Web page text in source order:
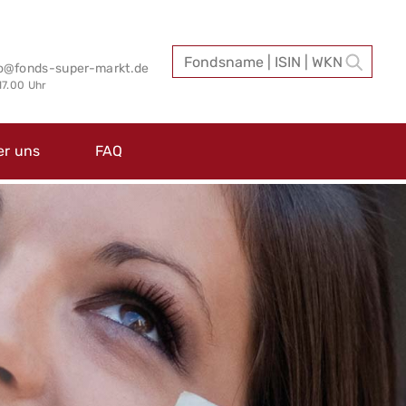
super-markt.de
Uhr
uns FAQ